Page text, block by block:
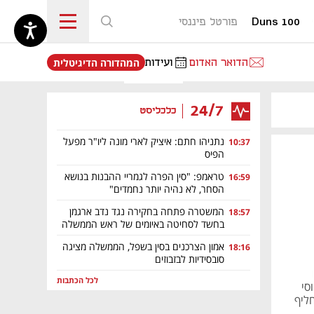
Duns 100 פורטל פיננסי
הדואר האדום ועידות
נפתח בכרטיסייה חדשה
המהדורה הדיגיטלית
24/7 כלכליסט
10:37 נתניהו חתם: איציק לארי מונה ליו"ר מפעל
הפיס
16:59 טראמפ: "סין הפרה לגמריי ההבנות בנושא
הסחר, לא נהיה יותר נחמדים"
18:57 המשטרה פתחה בחקירה נגד נדב ארגמן
בחשד לסחיטה באיומים של ראש הממשלה
18:16 אמון הצרכנים בסין בשפל, הממשלה מציגה
סובסידיות לבזבוזים
לכל הכתבות